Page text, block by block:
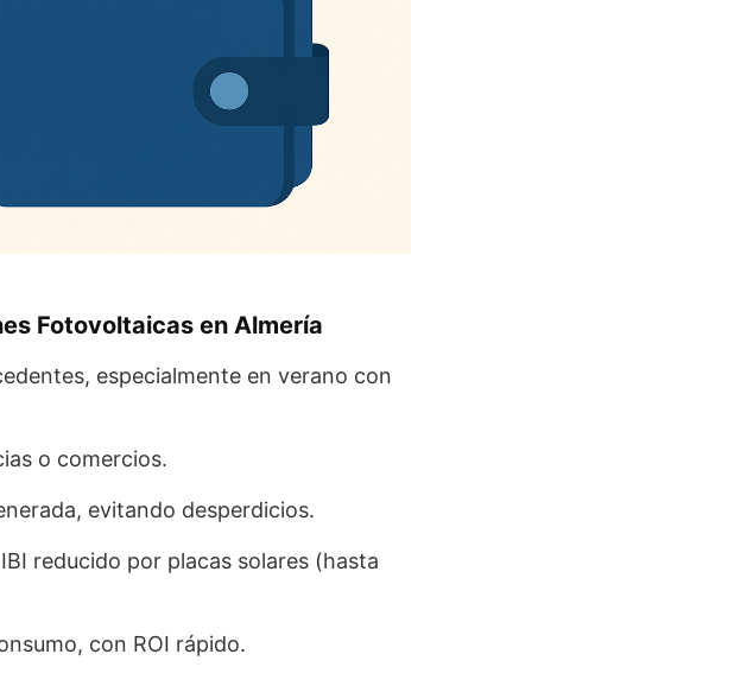
Fotovoltaicas en Almería
especialmente en verano con
o comercios.
evitando desperdicios.
reducido por placas solares (hasta
con ROI rápido.